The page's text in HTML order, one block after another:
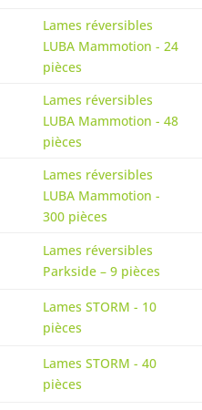
Lames réversibles
LUBA Mammotion - 24
pièces
Lames réversibles
LUBA Mammotion - 48
pièces
Lames réversibles
LUBA Mammotion -
300 pièces
Lames réversibles
Parkside – 9 pièces
Lames STORM - 10
pièces
Lames STORM - 40
pièces